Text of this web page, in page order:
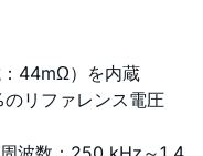
44mΩ）を内蔵
リファレンス電圧